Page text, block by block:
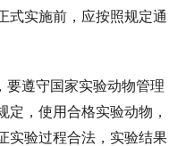
式实施前，应按照规定通
要遵守国家实验动物管理
定，使用合格实验动物，
实验过程合法，实验结果